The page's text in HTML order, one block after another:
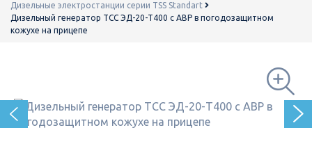
Дизельные электростанции серии TSS Standart
Дизельный генератор ТСС ЭД-20-Т400 с АВР в погодозащитном
кожухе на прицепе